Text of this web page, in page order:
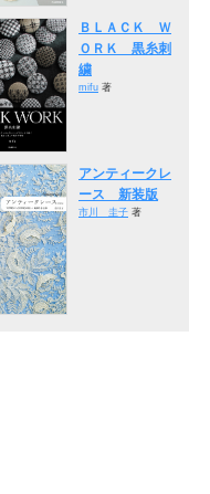
ＢＬＡＣＫ Ｗ
ＯＲＫ 黒糸刺
繍
mifu 著
アンティークレ
ース 新装版
市川 圭子 著